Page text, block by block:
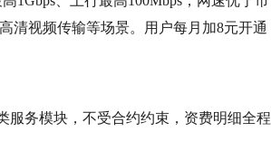
清视频传输等场景。用户每月加8元开通
服务模块，不受合约约束，资费明细全程